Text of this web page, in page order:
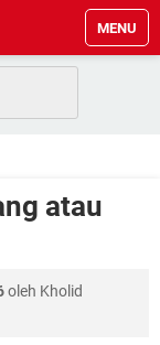
MENU
CALL
OF CLANS
atau
oleh Kholid